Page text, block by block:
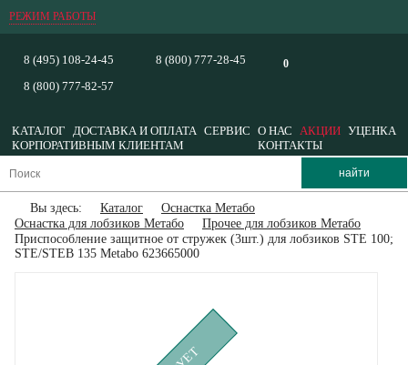
РЕЖИМ РАБОТЫ
0
8 (495) 108-24-45
8 (800) 777-82-57
8 (800) 777-28-45
КАТАЛОГ ДОСТАВКА И ОПЛАТА СЕРВИС О НАС АКЦИИ УЦЕНКА
КОРПОРАТИВНЫМ КЛИЕНТАМ
КОНТАКТЫ
Вы здесь: Каталог
Оснастка Метабо
Оснастка для лобзиков Метабо
Прочее для лобзиков Метабо
Приспособление защитное от стружек (3шт.) для лобзиков STE 100;
STE/STEB 135 Metabo 623665000